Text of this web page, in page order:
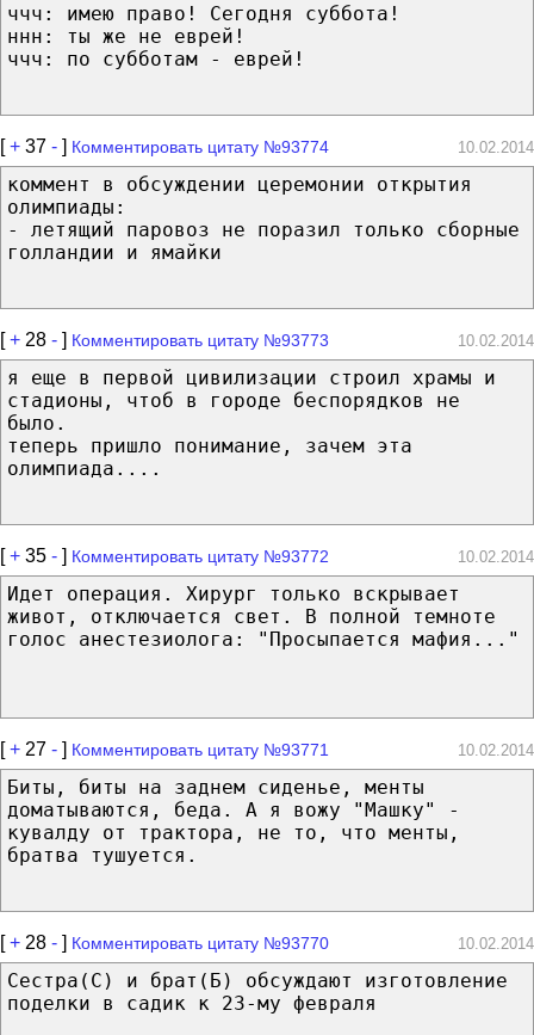
ччч: имею право! Сегодня суббота!
ннн: ты же не еврей!
ччч: по субботам - еврей!
[+ 37 - ] Комментировать цитату №93774 10.02.2014
коммент в обсуждении церемонии открытия
олимпиады:
- летящий паровоз не поразил только сборные
голландии и ямайки
[+ 28 - ] Комментировать цитату №93773 10.02.2014
я еще в первой цивилизации строил храмы и
стадионы, чтоб в городе беспорядков не
было.
теперь пришло понимание, зачем эта
олимпиада....
[+ 35 - ] Комментировать цитату №93772 10.02.2014
Идет операция. Хирург только вскрывает
живот, отключается свет. В полной темноте
голос анестезиолога: "Просыпается мафия..."
[+ 27 - ] Комментировать цитату №93771 10.02.2014
Биты, биты на заднем сиденье, менты
доматываются, беда. А я вожу "Машку" -
кувалду от трактора, не то, что менты,
братва тушуется.
[+ 28 - ] Комментировать цитату №93770 10.02.2014
Сестра(С) и брат(Б) обсуждают изготовление
поделки в садик к 23-му февраля